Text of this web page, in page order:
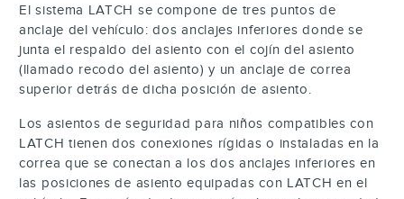
El sistema LATCH se compone de tres puntos de
anclaje del vehículo: dos anclajes inferiores donde se
junta el respaldo del asiento con el cojín del asiento
(llamado recodo del asiento) y un anclaje de correa
superior detrás de dicha posición de asiento.
Los asientos de seguridad para niños compatibles con
LATCH tienen dos conexiones rígidas o instaladas en la
correa que se conectan a los dos anclajes inferiores en
las posiciones de asiento equipadas con LATCH en el